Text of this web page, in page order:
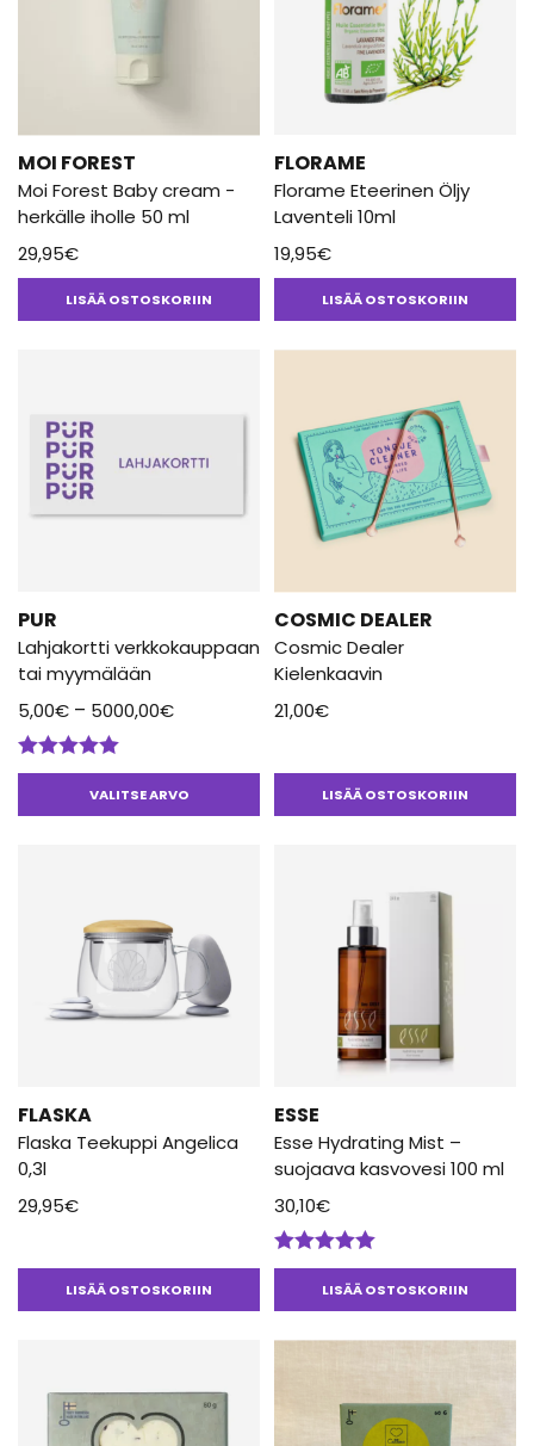
MOI FOREST
Moi Forest Baby cream -
herkälle iholle 50 ml
29,95€
LISÄÄ OSTOSKORIIN
FLORAME
Florame Eteerinen Öljy
Laventeli 10ml
19,95€
LISÄÄ OSTOSKORIIN
PUR
Lahjakortti verkkokauppaan
tai myymälään
5,00€ – 5000,00€Hintaluokka:
-
5000,00€
Arvostelu
tuotteesta:VALITSE ARVO
useampi
muunnelma.
Voit
sivulla.
COSMIC DEALER
Cosmic Dealer
Kielenkaavin
21,00€
LISÄÄ OSTOSKORIIN
FLASKA
Flaska Teekuppi Angelica
0,3l
29,95€
LISÄÄ OSTOSKORIIN
ESSE
Esse Hydrating Mist –
suojaava kasvovesi 100 ml
30,10€
Arvostelu
tuotteesta:LISÄÄ OSTOSKORIIN